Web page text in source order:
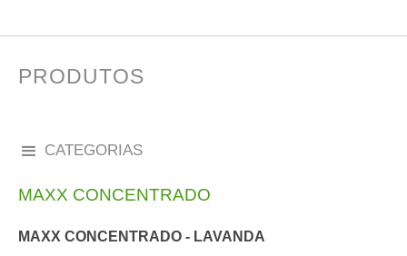
PRODUTOS
CATEGORIAS
MAXX CONCENTRADO
MAXX CONCENTRADO - LAVANDA